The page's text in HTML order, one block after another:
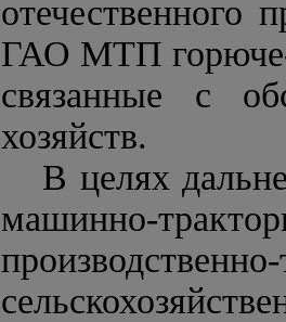
отечественного
ГАО МТП горюче-
связанные с
хозяйств.
В целях
машинно-